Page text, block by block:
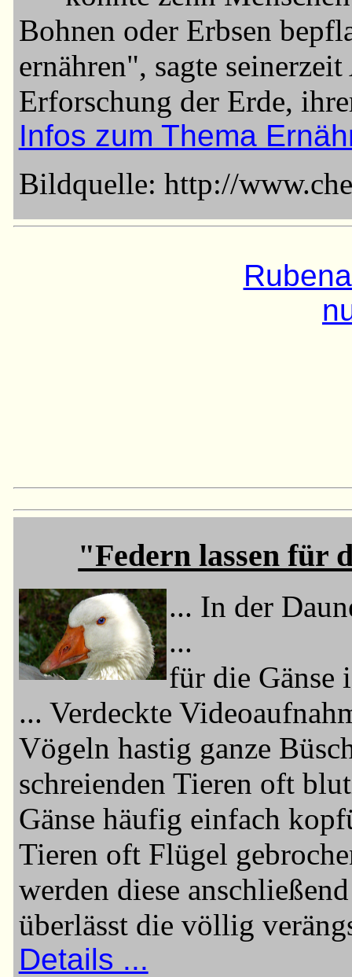
Bohnen oder Erbsen
ernähren", sagte
Erforschung der Erde,
Infos zum Thema
Bildquelle: http://
"Federn lassen für
... In der
...
für die Gänse
... Verdeckte
Vögeln hastig ganze
schreienden Tieren oft
Gänse häufig einfach
Tieren oft Flügel
werden diese
überlässt die völlig
Details ...